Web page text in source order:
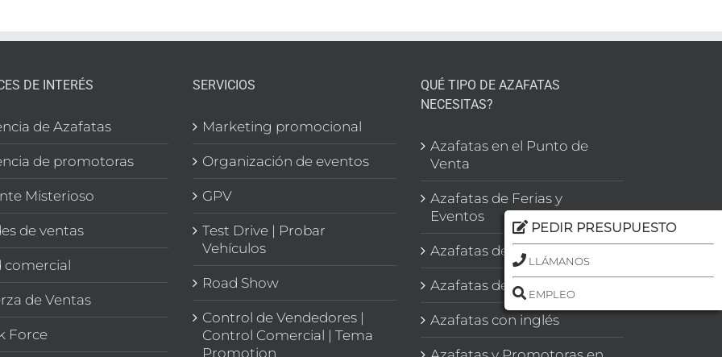
DE INTERÉS
de Azafatas
de promotoras
Misterioso
de ventas
comercial
de Ventas
Force
SERVICIOS
Marketing promocional
Organización de eventos
GPV
Test Drive | Probar
Vehículos
Road Show
Control de Vendedores |
Control Comercial | Tema
Promotion
QUÉ TIPO DE AZAFATAS
NECESITAS?
Azafatas en el Punto de
Venta
Azafatas de Ferias y
Eventos
Azafatas de Congresos
Azafatas de Imagen
Azafatas con inglés
PEDIR PRESUPUESTO
LLÁMANOS
EMPLEO